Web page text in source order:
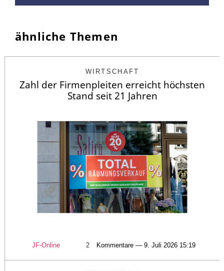
ähnliche Themen
WIRTSCHAFT
Zahl der Firmenpleiten erreicht höchsten
Stand seit 21 Jahren
JF-Online 2 Kommentare — 9. Juli 2026 15:19